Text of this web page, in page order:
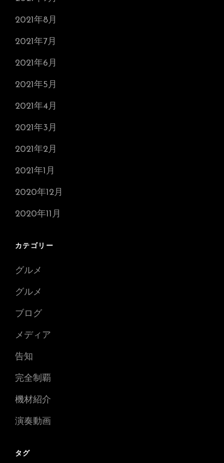
2021年8月
2021年7月
2021年6月
2021年5月
2021年4月
2021年3月
2021年2月
2021年1月
2020年12月
2020年11月
カテゴリー
グルメ
グルメ
ブログ
メディア
告知
完全制覇
機材紹介
演奏動画
タグ